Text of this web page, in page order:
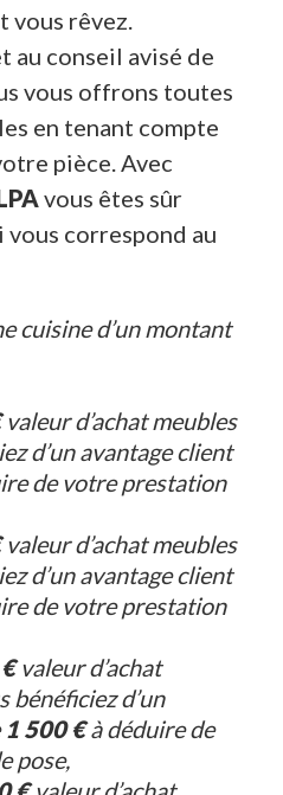
vous rêvez.
au conseil avisé de
vous offrons toutes
en tenant compte
pièce. Avec
vous êtes sûr
vous correspond au
cuisine d’un montant
valeur d’achat meubles
d’un avantage client
de votre prestation
valeur d’achat meubles
d’un avantage client
de votre prestation
valeur d’achat
bénéficiez d’un
1 500 €à déduire de
pose,